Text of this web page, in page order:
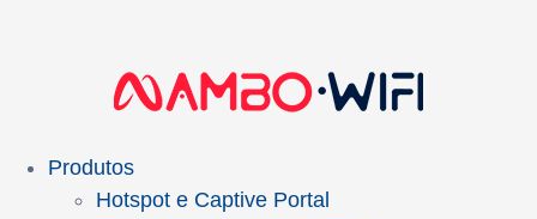
Produtos
Hotspot e Captive Portal